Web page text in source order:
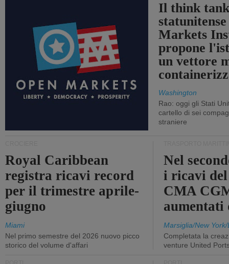
Il think
Markets
propone
un vettore
Washington
Rao: oggi gli Stati
cartello di sei
straniere
Royal Caribbean
registra ricavi record
per il trimestre aprile-
giugno
Miami
Nel primo semestre del 2026 nuovo picco
storico del volume d'affari
Nel
i ricavi
CMA
aumentati
Marsiglia/New
Completata la
venture United